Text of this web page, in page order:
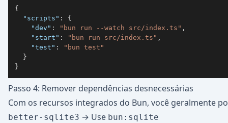
{
"scripts" :
{
"dev" : "bun run --watch src/index.ts" ,
"start" : "bun run src/index.ts" ,
"test" :
"bun test"
}
}
Passo 4: Remover dependências desnecessárias
Com os recursos integrados do Bun, você geralmente
better-sqlite3 → Use bun:sqlite